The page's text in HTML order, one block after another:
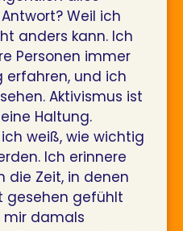
Weil ich
anders kann. Ich
Personen immer
erfahren, und ich
Aktivismus ist
Haltung.
weiß, wie wichtig
Ich erinnere
die Zeit, in denen
gesehen gefühlt
mir damals